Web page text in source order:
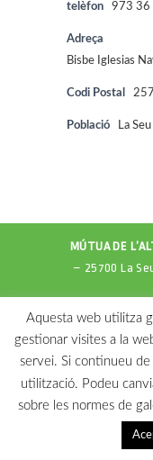
telèfon 973 36
Adreça
Bisbe Iglesias
Codi Postal
Població La
MÚTUA DE
– 25700 La
Aquesta web utilitza
gestionar visites a la
servei. Si continueu
utilització. Podeu
sobre les normes de